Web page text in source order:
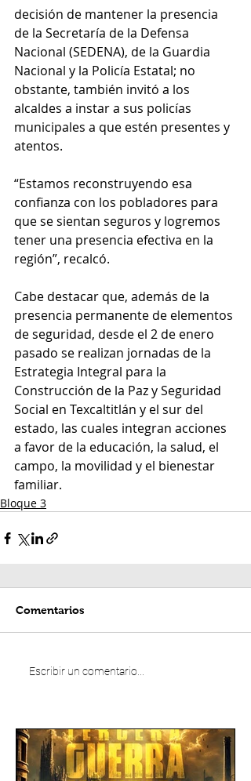
decisión de mantener la presencia
de la Secretaría de la Defensa
Nacional (SEDENA), de la Guardia
Nacional y la Policía Estatal; no
obstante, también invitó a los
alcaldes a instar a sus policías
municipales a que estén presentes y
atentos.
“Estamos reconstruyendo esa
confianza con los pobladores para
que se sientan seguros y logremos
tener una presencia efectiva en la
región”, recalcó.
Cabe destacar que, además de la
presencia permanente de elementos
de seguridad, desde el 2 de enero
pasado se realizan jornadas de la
Estrategia Integral para la
Construcción de la Paz y Seguridad
Social en Texcaltitlán y el sur del
estado, las cuales integran acciones
a favor de la educación, la salud, el
campo, la movilidad y el bienestar
familiar.
Bloque 3
Comentarios
Escribir un comentario...